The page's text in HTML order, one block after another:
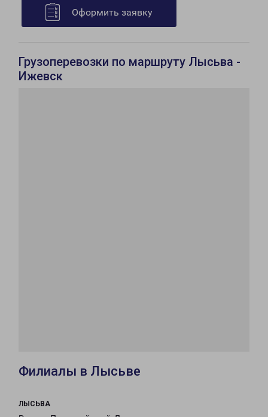
Оформить заявку
Грузоперевозки по маршруту Лысьва -
Ижевск
Филиалы в Лысьве
ЛЫСЬВА